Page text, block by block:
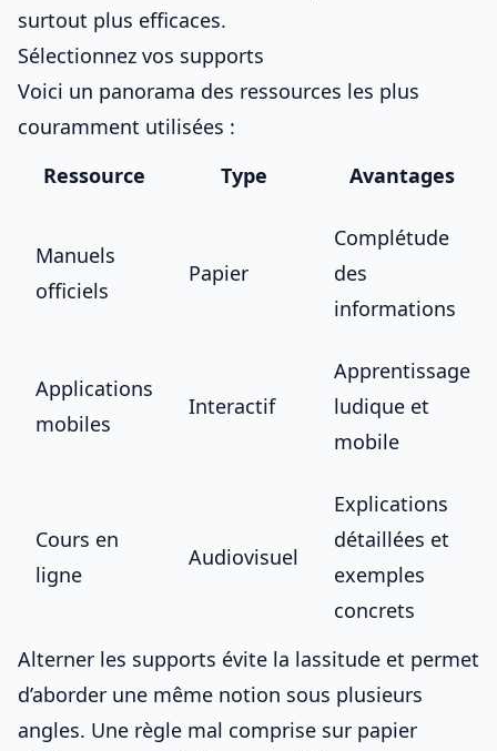
surtout plus efficaces.
Sélectionnez vos supports
Voici un panorama des ressources les plus
couramment utilisées :
Ressource
Type Avantages
Manuels
officiels
Papier
Complétude
des
informations
Applications
mobiles
Interactif
Apprentissage
ludique et
mobile
Cours en
ligne
Audiovisuel
Explications
détaillées et
exemples
concrets
Alterner les supports évite la lassitude et permet
d’aborder une même notion sous plusieurs
angles. Une règle mal comprise sur papier